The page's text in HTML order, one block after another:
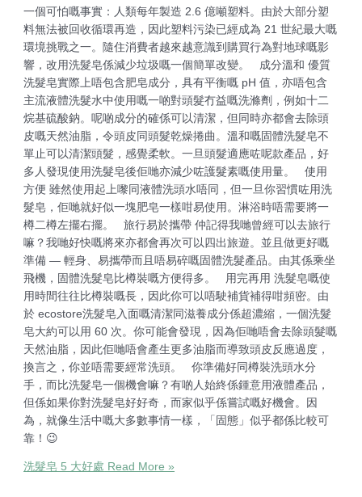
一個可怕嘅事實：人類每年製造 2.6 億噸塑料。由於大部分塑
料無法被回收循環再造，因此塑料污染已經成為 21 世紀最大嘅
環境挑戰之一。隨住消費者越來越意識到購買行為對地球嘅影
響，改用洗髮皂係減少垃圾嘅一個簡單改變。 成分溫和 優質
洗髮皂實際上唔包含肥皂成分，具有平衡嘅 pH 值，亦唔包含
主流液體洗髮水中使用嘅一啲對頭髮冇益嘅洗滌劑，例如十二
烷基硫酸鈉。呢啲成分的確係可以清潔，但同時亦都會去除頭
皮嘅天然油脂，令頭皮同頭髮乾燥捲曲。溫和嘅固體洗髮皂不
單止可以清潔頭髮，感覺柔軟。一旦頭髮適應咗呢款產品，好
多人發現使用洗髮皂後佢哋亦減少咗護髮素嘅使用量。 使用
方便 雖然使用起上嚟同液體洗頭水唔同，但一旦你習慣咗用洗
髮皂，佢哋就好似一塊肥皂一樣咁易使用。淋浴時唔需要將一
樽二樽左擺右擺。 旅行易於攜帶 仲記得我哋曾經可以去旅行
嘛？我哋好快嘅將來亦都會再次可以四出旅遊。並且做更好嘅
準備 — 輕身、易攜帶而且唔易碎嘅固體洗髮產品。由其係乘坐
飛機，固體洗髮皂比樽裝嘅方便得多。 用完再用 洗髮皂嘅使
用時間往往比樽裝嘅長，因此你可以唔駛補貨補得咁頻密。由
於 ecostore洗髮皂入面嘅清潔同滋養成分係超濃縮，一個洗髮
皂大約可以用 60 次。你可能會發現，因為佢哋唔會去除頭髮嘅
天然油脂，因此佢哋唔會產生更多油脂而導致頭皮反應過度，
換言之，你並唔需要經常洗頭。 你準備好同樽裝洗頭水分
手，而比洗髮皂一個機會嘛？有啲人始終係鍾意用液體產品，
但係如果你對洗髮皂好好奇，而家似乎係嘗試嘅好機會。因
為，就像生活中嘅大多數事情一樣，「固態」似乎都係比較可
靠！😉
洗髮皂 5 大好處 Read More »